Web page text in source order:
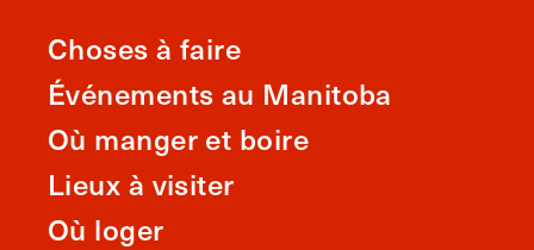
Choses à faire
Événements au Manitoba
Où manger et boire
Lieux à visiter
Où loger